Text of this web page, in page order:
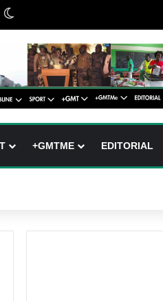
(barre latérale)
+GMTME EDITORIAL